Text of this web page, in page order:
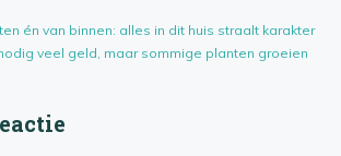
én van binnen: alles in dit huis straalt karakter
veel geld, maar sommige planten groeien